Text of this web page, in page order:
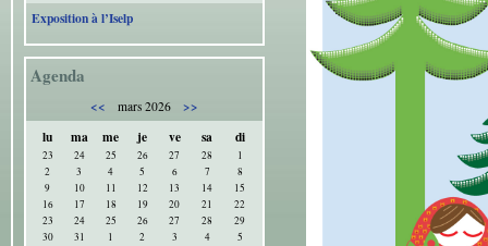
Exposition à l’Iselp
Agenda
<< mars 2026
>>
lu
ma me je ve sa di
23 24 25 26 27 28
1
2
3 4 5 6 7
8
9
10 11 12 13 14
15
16
17 18 19 20 21
22
23
24 25 26 27 28
29
30
31 1 2 3 4
5